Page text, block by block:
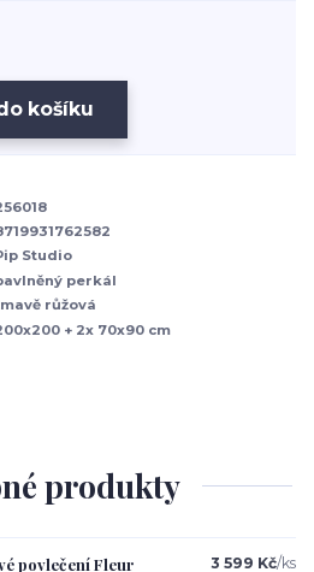
košíku
Studio
perkál
růžová
+ 2x 70x90 cm
produkty
povlečení Fleur
3 599 Kč/ks